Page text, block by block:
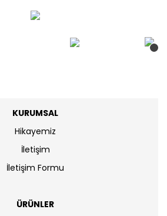
KURUMSAL
Hikayemiz
İletişim
İletişim Formu
ÜRÜNLER